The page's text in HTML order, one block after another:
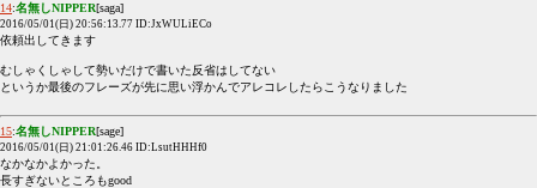
14:名無しNIPPER[saga]
2016/05/01(日) 20:56:13.77 ID:JxWULiECo
依頼出してきます
むしゃくしゃして勢いだけで書いた反省はしてない
というか最後のフレーズが先に思い浮かんでアレコレしたらこうなりました
15:名無しNIPPER[sage]
2016/05/01(日) 21:01:26.46 ID:LsutHHHf0
なかなかよかった。
長すぎないところもgood